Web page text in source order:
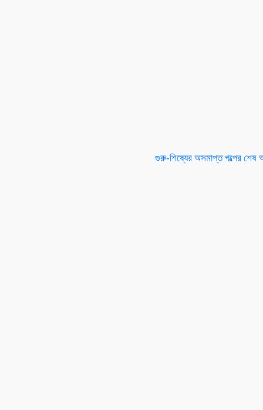
গুরু-শিষ্যের অসমাপ্ত গল্পের শেষ